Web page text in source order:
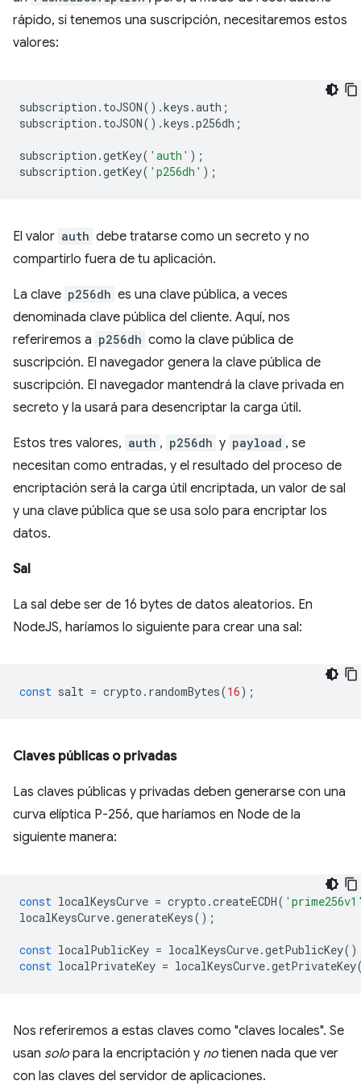
rápido, si tenemos una suscripción, necesitaremos estos
valores:
subscription . toJSON().keys .auth ;
subscription . toJSON().keys .p256dh ;
subscription .getKey( 'auth' );
subscription .getKey( 'p256dh' );
El valor auth debe tratarse como un secreto y no
compartirlo fuera de tu aplicación.
La clave p256dh es una clave pública, a veces
denominada clave pública del cliente. Aquí, nos
referiremos a p256dh como la clave pública de
suscripción. El navegador genera la clave pública de
suscripción. El navegador mantendrá la clave privada en
secreto y la usará para desencriptar la carga útil.
Estos tres valores, auth , p256dh y payload , se
necesitan como entradas, y el resultado del proceso de
encriptación será la carga útil encriptada, un valor de sal
y una clave pública que se usa solo para encriptar los
datos.
Sal
La sal debe ser de 16 bytes de datos aleatorios. En
NodeJS, haríamos lo siguiente para crear una sal:
const salt = crypto . randomBytes(16);
Claves públicas o privadas
Las claves públicas y privadas deben generarse con una
curva elíptica P-256, que haríamos en Node de la
siguiente manera:
const localKeysCurve = crypto .createECDH(
localKeysCurve.generateKeys();
const localPublicKey = localKeysCurve.getPublicKey
const localPrivateKey = localKeysCurve.getPrivateKey
Nos referiremos a estas claves como "claves locales". Se
usan solo para la encriptación y no tienen nada que ver
con las claves del servidor de aplicaciones.